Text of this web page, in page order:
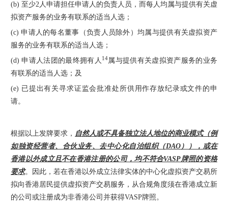
(b) 至少2人申请担任申请人的负责人员，而每人均属与提供有关虚
拟资产服务的业务有联系的适当人选；
(c) 申请人的每名董事（负责人员除外）均属与提供有关虚拟资产
服务的业务有联系的适当人选；
(d) 申请人法团的最终拥有人 14属与提供有关虚拟资产服务的业务
有联系的适当人选；及
(e) 已提出有关寻求证监会批准处所供用作存放纪录或文件的申
请。
根据以上发牌要求， 自然人或不具备独立法人地位的商业模式（例
如独资经营者、合伙业务、去中心化自治组织（DAO）），或在
香港以外成立且不在香港注册的公司，均不符合VASP牌照的资格
要求。因此，若在香港以外成立法律实体的中心化虚拟资产交易所
拟向香港居民提供虚拟资产交易服务，从合规角度须在香港成立新
的公司或注册成为非香港公司并获得VASP牌照。